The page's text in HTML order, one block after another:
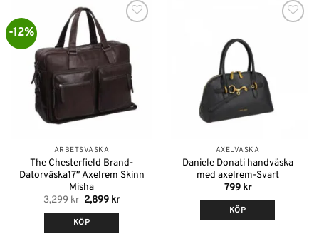
-12%
önskelistan
ARBETSVÄSKA
The Chesterfield Brand-
Datorväska17″ Axelrem Skinn
Misha
3,299kr Det
priset
var:
3,299 kr.
2,899 krDet
KÖP
AXELVÄSKA
Daniele Donati handväska
med axelrem-Svart
799 kr
KÖP